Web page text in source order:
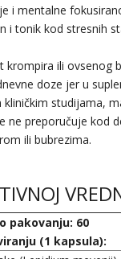
i mentalne
i tonik kod stresnih
ili ovsenog
doze jer u
studijama,
preporučuje kod
ili bubrezima.
pakovanju: 60
(1 kapsula):